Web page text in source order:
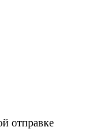
отправке